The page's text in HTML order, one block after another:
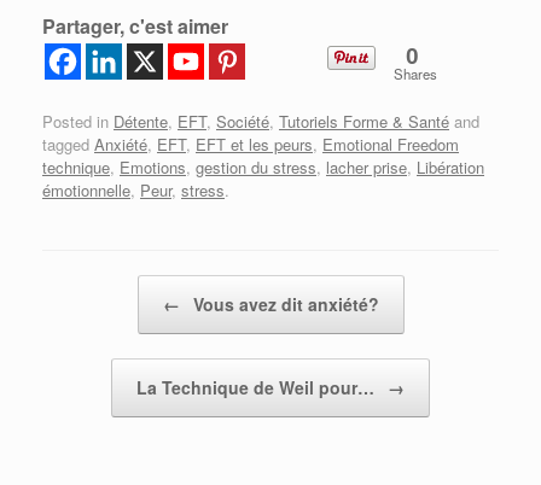
Partager, c'est aimer
0
Shares
Posted in Détente, EFT, Société, Tutoriels Forme & Santé and
tagged Anxiété, EFT, EFT et les peurs, Emotional Freedom
technique, Emotions, gestion du stress, lacher prise, Libération
émotionnelle, Peur, stress.
Post navigation
← Vous avez dit anxiété?
La Technique de Weil pour… →